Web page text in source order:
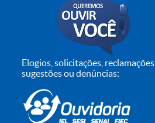
Elogios, solicitações, reclamações,
sugestões ou denúncias: